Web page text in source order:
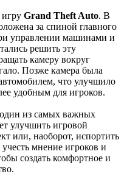
Grand Theft Auto. В
за спиной главного
управлении машинами и
решить эту
камеру вокруг
Позже камера была
что улучшило
удобным для игроков.
из самых важных
улучшить игровой
или, наоборот, испортить
мнение игроков и
создать комфортное и